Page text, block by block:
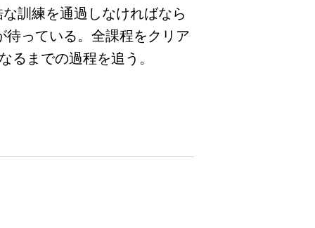
訓練を通過しなければなら
待っている。全課程をクリア
るまでの過程を追う。